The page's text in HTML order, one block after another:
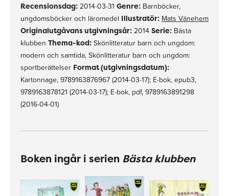
Recensionsdag: 2014-03-31 Genre: Barnböcker,
ungdomsböcker och läromedel Illustratör: Mats Vänehem
Originalutgåvans utgivningsår: 2014 Serie: Bästa
klubben Thema-kod: Skönlitteratur barn och ungdom:
modern och samtida, Skönlitteratur barn och ungdom:
sportberättelser Format (utgivningsdatum):
Kartonnage, 9789163876967 (2014-03-17); E-bok, epub3,
9789163878121 (2014-03-17); E-bok, pdf, 9789163891298
(2016-04-01)
Boken ingår i serien Bästa klubben